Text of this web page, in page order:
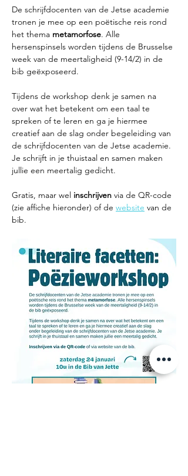
De schrijfdocenten van de Jetse academie
tronen je mee op een poëtische reis rond
het thema metamorfose. Alle
hersenspinsels worden tijdens de Brusselse
week van de meertaligheid (9-14/2) in de
bib geëxposeerd.
Tijdens de workshop denk je samen na
over wat het betekent om een taal te
spreken of te leren en ga je hiermee
creatief aan de slag onder begeleiding van
de schrijfdocenten van de Jetse academie.
Je schrijft in je thuistaal en samen maken
jullie een meertalig gedicht.
Gratis, maar wel inschrijven via de QR-code
(zie affiche hieronder) of de website van de
bib.